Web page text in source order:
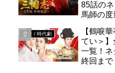
85話の
馬師の
歴史 / 時代劇
【鶴唳
てい＞】
一覧！ネ
終回まで